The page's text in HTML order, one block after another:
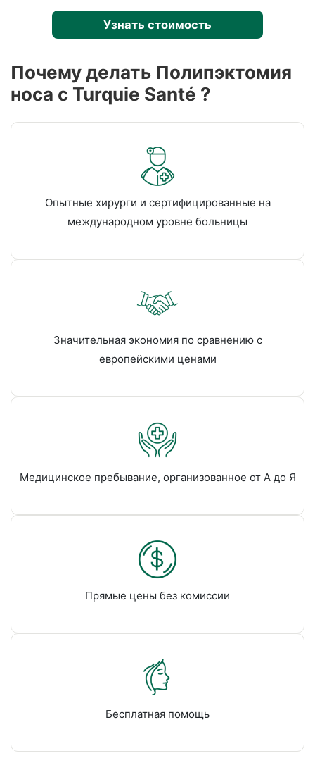
Узнать стоимость
Почему делать Полипэктомия
носа c Turquie Santé ?
Опытные хирурги и сертифицированные на
международном уровне больницы
Значительная экономия по сравнению с
европейскими ценами
Медицинское пребывание, организованное от А до Я
Прямые цены без комиссии
Бесплатная помощь